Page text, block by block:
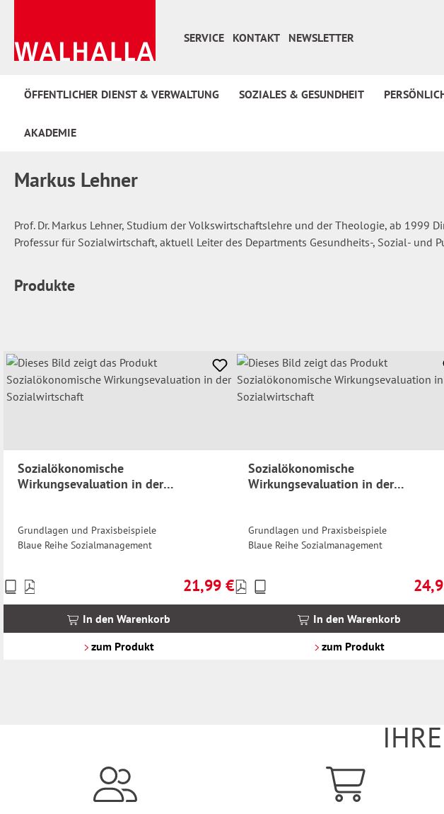
SERVICE
KONTAKT NEWSLETTER
ÖFFENTLICHER DIENST & VERWALTUNG SOZIALES & GESUNDHEIT
AKADEMIE
Markus Lehner
Prof. Dr. Markus Lehner, Studium der Volkswirtschaftslehre und der Theologie, ab
Professur für Sozialwirtschaft, aktuell Leiter des Departments Gesundheits-, Sozial- und
Produkte
Sozialökonomische
Wirkungsevaluation in der
Grundlagen und Praxisbeispiele
Blaue Reihe Sozialmanagement
Regulärer Preis:
21,99 €
Preise
inkl.
In den Warenkorb
zum Produkt
Sozialökonomische
Wirkungsevaluation in der
Grundlagen und Praxisbeispiele
Blaue Reihe Sozialmanagement
Preise
inkl.
In den Warenkorb
zum Produkt